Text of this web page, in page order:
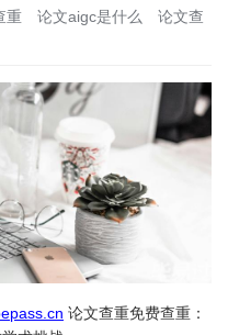
重 论文aigc是什么
论文查
论文查重免费查重：